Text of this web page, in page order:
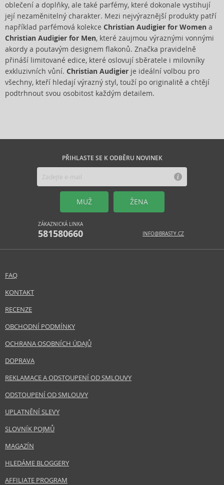
oblečení a doplňky, ale také parfémy, které dokonale vystihují
její nezaměnitelný charakter. Mezi nejvýraznější produkty patří
například parfémová kolekce Christian Audigier for Women a
Christian Audigier for Men, které zaujmou výraznými vonnými
akordy a poutavým designem flakonů. Značka pravidelně
přináší limitované edice, které oslovují sběratele i milovníky
exkluzivních vůní. Christian Audigier je ideální volbou pro
všechny, kteří hledají výrazný styl, touží po originalitě a chtějí
podtrhnout svou osobitost každým detailem.
PŘIHLASTE SE K ODBĚRU NOVINEK
MUŽ ŽENA
ZÁKAZNICKÁ LINKA
581580660 INFO@BRASTY.CZ
FAQ
KONTAKT
RECENZE
OBCHODNÍ PODMÍNKY
OCHRANA OSOBNÍCH ÚDAJŮ
DOPRAVA
REKLAMACE A ODSTOUPENÍ OD SMLOUVY
ODSTOUPENÍ OD SMLOUVY
UPLATNĚNÍ SLEVY
SLOVNÍK POJMŮ
MAGAZÍN
HLEDÁME BLOGGERY
AFFILIATE PROGRAM